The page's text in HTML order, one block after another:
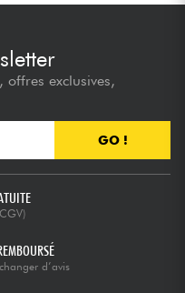
offres exclusives,
GO !
d’avis